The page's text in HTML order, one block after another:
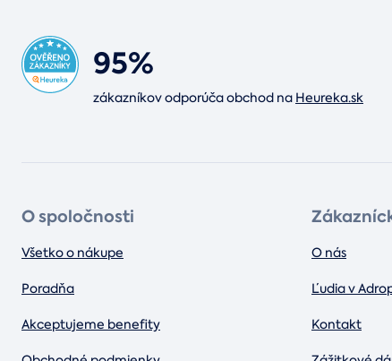
95%
zákazníkov odporúča obchod na Heureka.sk
O spoločnosti
Všetko o nákupe
Poradňa
Akceptujeme benefity
O nás
Ľudia v
Kontakt